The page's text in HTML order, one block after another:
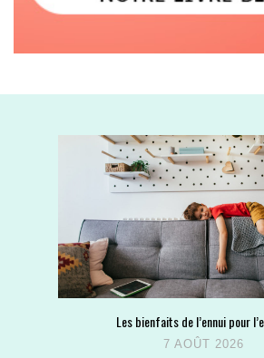
Les bienfaits de l’ennui pour
7 AOÛT 2026